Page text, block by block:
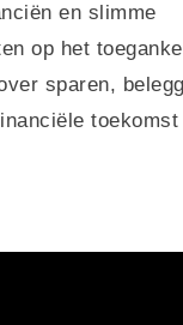
en slimme
op het
sparen,
toekomst